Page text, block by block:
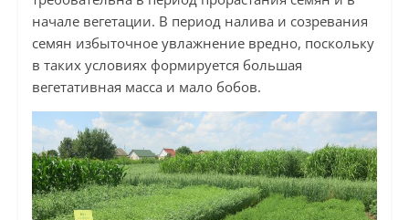
начале вегетации. В период налива и созревания
семян избыточное увлажнение вредно, поскольку
в таких условиях формируется большая
вегетативная масса и мало бобов.